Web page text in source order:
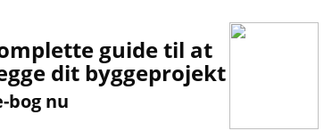
guide til at
dit byggeprojekt
bog nu